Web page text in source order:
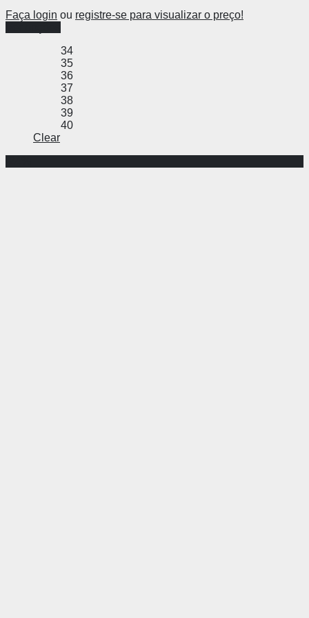
Faça login ou registre-se para visualizar o preço!
34
35
36
37
38
39
40
Clear